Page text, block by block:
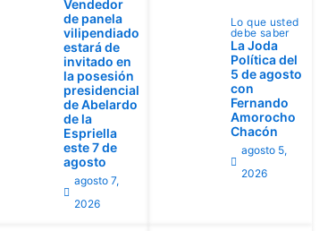
Vendedor
de panela
vilipendiado
estará de
invitado en
la posesión
presidencial
de Abelardo
de la
Espriella
este 7 de
agosto
agosto 7,
2026
Lo que usted
debe saber
La Joda
Política del
5 de agosto
con
Fernando
Amorocho
Chacón
agosto 5,
2026